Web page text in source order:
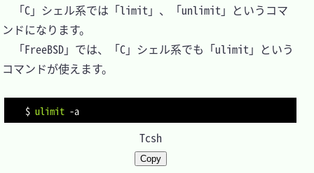
「C」シェル系では「limit」、「unlimit」というコマ
ンドになります。
「FreeBSD」では、「C」シェル系でも「ulimit」という
コマンドが使えます。
$ ulimit -a
Tcsh
Copy